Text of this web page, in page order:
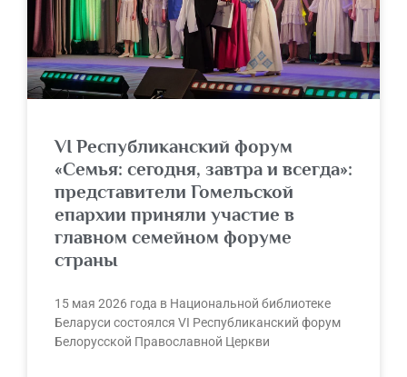
VI Республиканский форум
«Семья: сегодня, завтра и всегда»:
представители Гомельской
епархии приняли участие в
главном семейном форуме
страны
15 мая 2026 года в Национальной библиотеке
Беларуси состоялся VI Республиканский форум
Белорусской Православной Церкви